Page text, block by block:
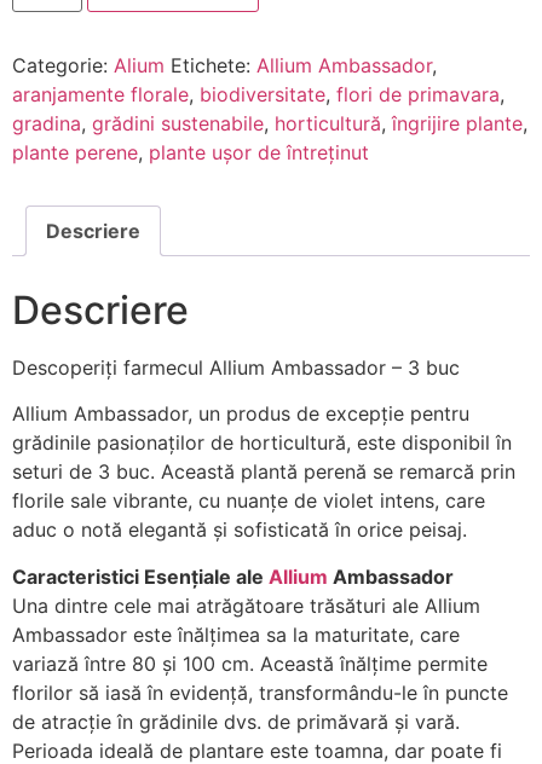
Categorie: Alium Etichete: Allium Ambassador,
aranjamente florale, biodiversitate, flori de primavara,
gradina, grădini sustenabile, horticultură,îngrijire plante,
plante perene, plante ușor de întreținut
Descriere
Descriere
Descoperiți farmecul Allium Ambassador – 3 buc
Allium Ambassador, un produs de excepție pentru
grădinile pasionaților de horticultură, este disponibil în
seturi de 3 buc. Această plantă perenă se remarcă prin
florile sale vibrante, cu nuanțe de violet intens, care
aduc o notă elegantă și sofisticată în orice peisaj.
Caracteristici Esențiale ale Allium Ambassador
Una dintre cele mai atrăgătoare trăsături ale Allium
Ambassador este înălțimea sa la maturitate, care
variază între 80 și 100 cm. Această înălțime permite
florilor să iasă în evidență, transformându-le în puncte
de atracție în grădinile dvs. de primăvară și vară.
Perioada ideală de plantare este toamna, dar poate fi